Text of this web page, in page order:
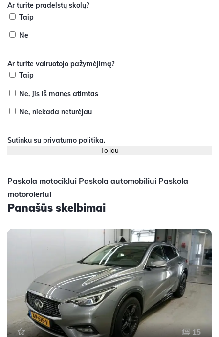
Ar turite pradelstų skolų?
Taip
Ne
Ar turite vairuotojo pažymėjimą?
Taip
Ne, jis iš manęs atimtas
Ne, niekada neturėjau
Sutinku su privatumo politika.
Paskola motociklui Paskola automobiliui Paskola
motoroleriui
Panašūs skelbimai
15